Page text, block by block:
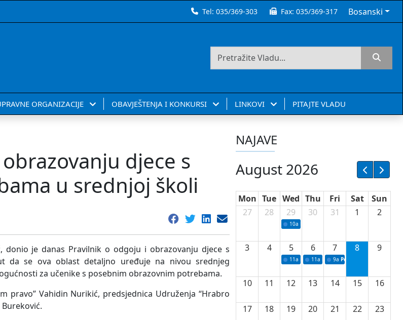
Tel:035/369-303 Fax:035/369-317 Bosanski
ORGANIZACIJE OBAVJEŠTENJA I KONKURSI LINKOVI PITAJTE VLADU
djece s
u srednjoj školi
donio je danas Pravilnik o odgoju i obrazovanju djece s
da se ova oblast detaljno uređuje na nivou srednjeg
za učenike s posebnim obrazovnim potrebama.
pravo” Vahidin Nurikić, predsjednica Udruženja “Hrabro
NAJAVE
August 2026
Mon Tue Wed Thu Fri Sat
Sun
27
28 29
10a Potpisivanje ugovora sa neprofitnim
30 31 1 2
3 4 5
11a Potpisivanje ugovora o stipendijama
6
11a Podrška razvoju vodne
7
9a Početak izgradnje nove
8 9
10 11 12 13 14 15 16
17 18 19 20 21 22 23